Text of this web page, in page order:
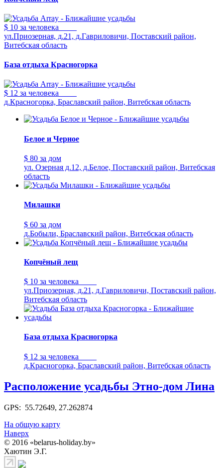
$ 10 за человека
ул.Приозерная, д.21, д.Гавриловичи, Поставский район,
Витебская область
База отдыха Красногорка
$ 12 за человека
д.Красногорка, Браславский район, Витебская область
Белое и Черное
$ 80 за дом
ул. Озерная д.12, д.Белое, Поставский район, Витебская
область
Милашки
$ 60 за дом
д.Бобыли, Браславский район, Витебская область
Копчёный лещ
$ 10 за человека
ул.Приозерная, д.21, д.Гавриловичи, Поставский район,
Витебская область
База отдыха Красногорка
$ 12 за человека
д.Красногорка, Браславский район, Витебская область
Расположение усадьбы Этно-дом Лина
GPS: 55.72649, 27.262874
На общую карту
Наверх
© 2016 «belarus-holiday.by»
Хаютин Э.Г.